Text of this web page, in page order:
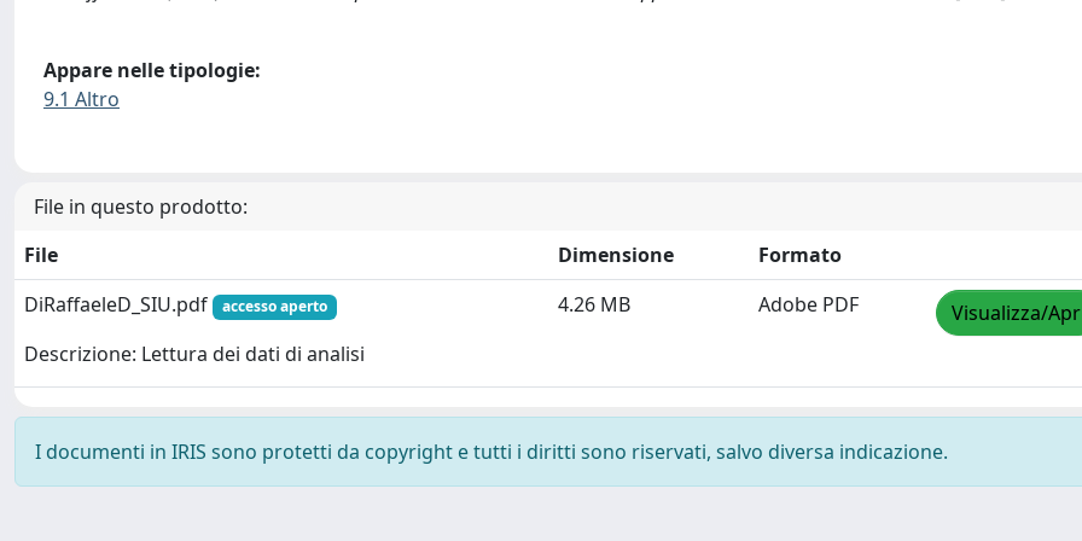
Appare nelle tipologie:
9.1 Altro
File in questo prodotto:
File
Dimensione
Formato
DiRaffaeleD_SIU.pdf
accesso aperto
Descrizione: Lettura dei dati di analisi
4.26 MB Adobe PDF Visualizza/
I documenti in IRIS sono protetti da copyright e tutti i diritti sono riservati, salvo diversa indicazione.